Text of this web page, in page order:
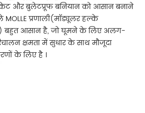
और बुलेटप्रूफ बनियान को आसान बनाने
प्रणाली(मॉड्यूलर हल्के
बहुत आसान है, जो घूमने के लिए अलग-
क्षमता में सुधार के साथ मौजूदा
के लिए है ।